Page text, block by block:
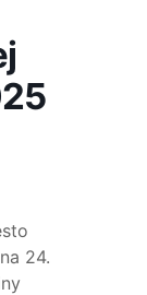
24.